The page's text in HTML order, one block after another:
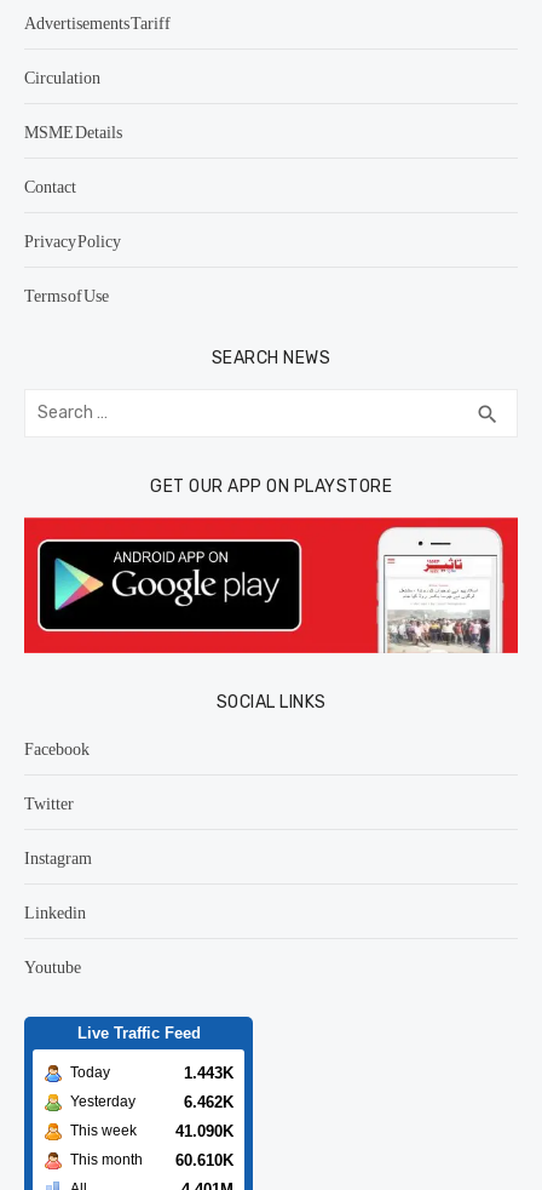
Advertisements Tariff
Circulation
MSME Details
Contact
Privacy Policy
Terms of Use
SEARCH NEWS
Search
for: search
GET OUR APP ON PLAYSTORE
SOCIAL LINKS
Facebook
Twitter
Instagram
Linkedin
Youtube
Live Traffic Feed
Today 1.443K
Yesterday 6.462K
This week 41.090K
This month 60.610K